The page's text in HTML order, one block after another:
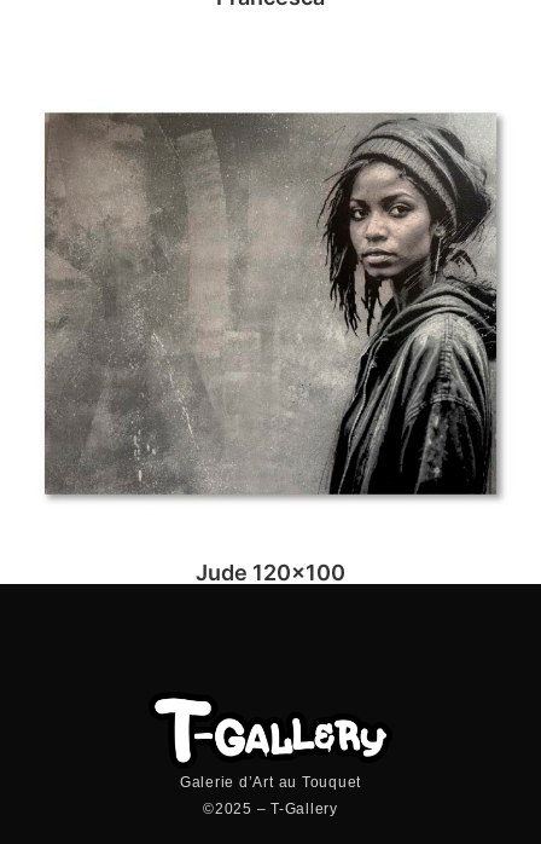
Jude 120×100
Galerie d’Art au Touquet
©2025 – T-Gallery